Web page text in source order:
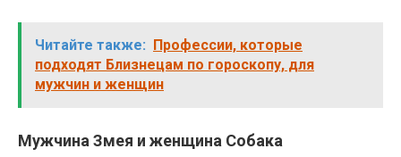
Читайте также: Профессии, которые
подходят Близнецам по гороскопу, для
мужчин и женщин
Мужчина Змея и женщина Собака